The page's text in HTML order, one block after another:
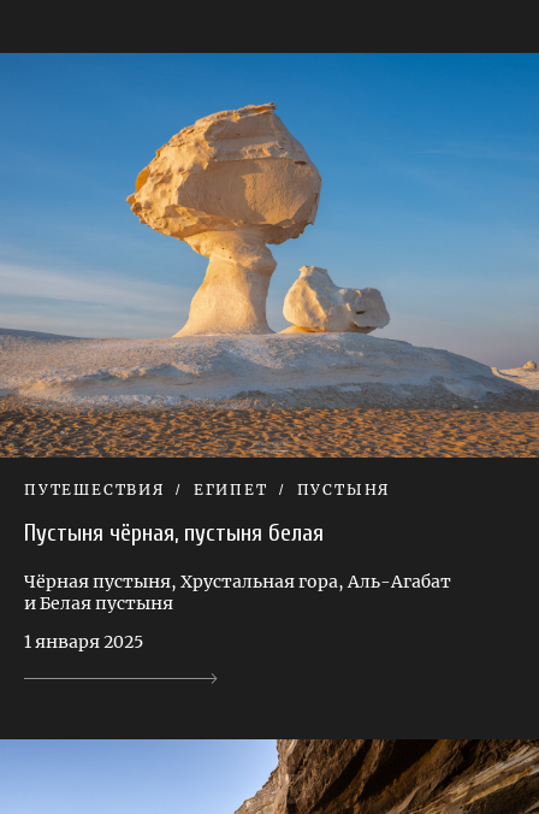
ПУТЕШЕСТВИЯ ЕГИПЕТ ПУСТЫНЯ
Пустыня чёрная, пустыня белая
Чёрная пустыня, Хрустальная гора, Аль-Агабат
и Белая пустыня
1 января 2025